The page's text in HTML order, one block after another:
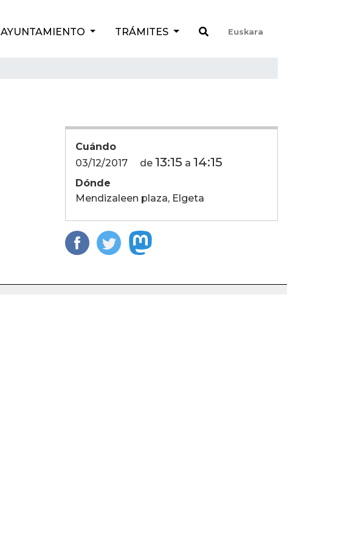
AYUNTAMIENTO TRÁMITES Euskara
Cuándo
03/12/2017
de 13:15 a 14:15
Dónde
Mendizaleen plaza, Elgeta